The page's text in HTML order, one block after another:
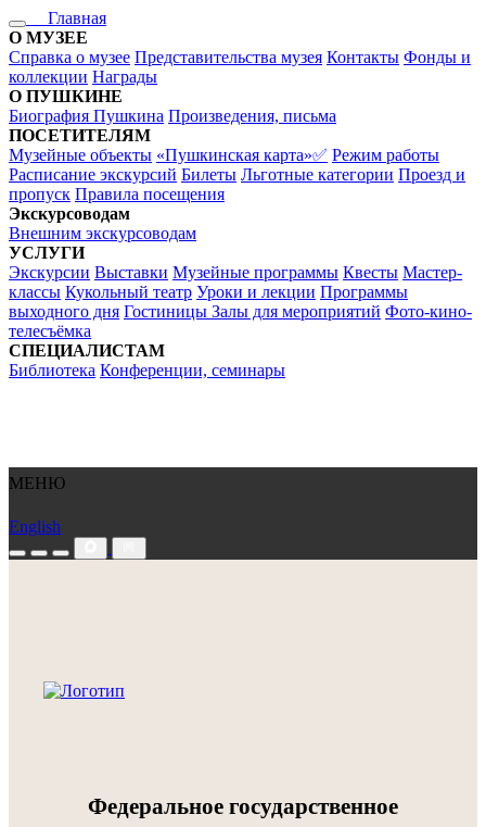
Главная
О МУЗЕЕ
Справка о музее Представительства музея Контакты Фонды и
коллекции Награды
О ПУШКИНЕ
Биография Пушкина Произведения, письма
ПОСЕТИТЕЛЯМ
Музейные объекты «Пушкинская карта»✅ Режим работы
Расписание экскурсий Билеты Льготные категории Проезд и
пропуск Правила посещения
Экскурсоводам
Внешним экскурсоводам
УСЛУГИ
Экскурсии Выставки Музейные программы Квесты Мастер-
классы Кукольный театр Уроки и лекции Программы
выходного дня Гостиницы Залы для мероприятий Фото-кино-
телесъёмка
СПЕЦИАЛИСТАМ
Библиотека Конференции, семинары
МЕНЮ
English
Федеральное государственное